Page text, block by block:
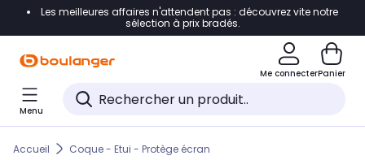
Accéder directement à la navigation
Accéder directement au pied de page
Accéder directement au chatbot
Les meilleures affaires n'attendent pas : découvrez vite notre
sélection à prix bradés.
Me connecterPanier
Menu
Accueil Coque - Etui - Protège écran